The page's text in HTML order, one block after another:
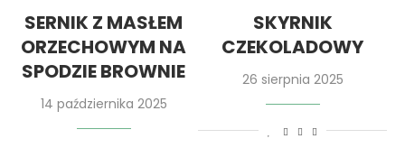
SERNIK Z MASŁEM
ORZECHOWYM NA
SPODZIE BROWNIE
14 października 2025
SKYRNIK
CZEKOLADOWY
26 sierpnia 2025